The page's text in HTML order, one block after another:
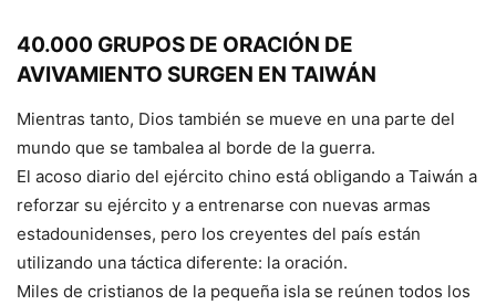
40.000 GRUPOS DE ORACIÓN DE
AVIVAMIENTO SURGEN EN TAIWÁN
Mientras tanto, Dios también se mueve en una parte del
mundo que se tambalea al borde de la guerra.
El acoso diario del ejército chino está obligando a Taiwán a
reforzar su ejército y a entrenarse con nuevas armas
estadounidenses, pero los creyentes del país están
utilizando una táctica diferente: la oración.
Miles de cristianos de la pequeña isla se reúnen todos los